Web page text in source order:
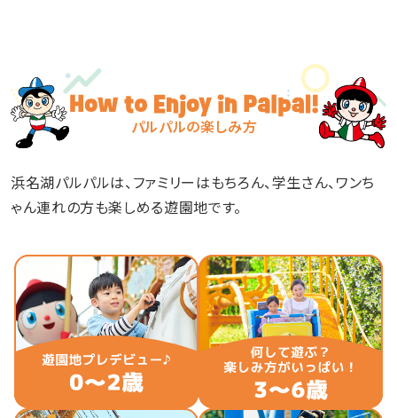
パルパルの楽しみ方
浜名湖パルパルは、ファミリーはもちろん、学生さん、ワンち
ゃん連れの方も楽しめる遊園地です。